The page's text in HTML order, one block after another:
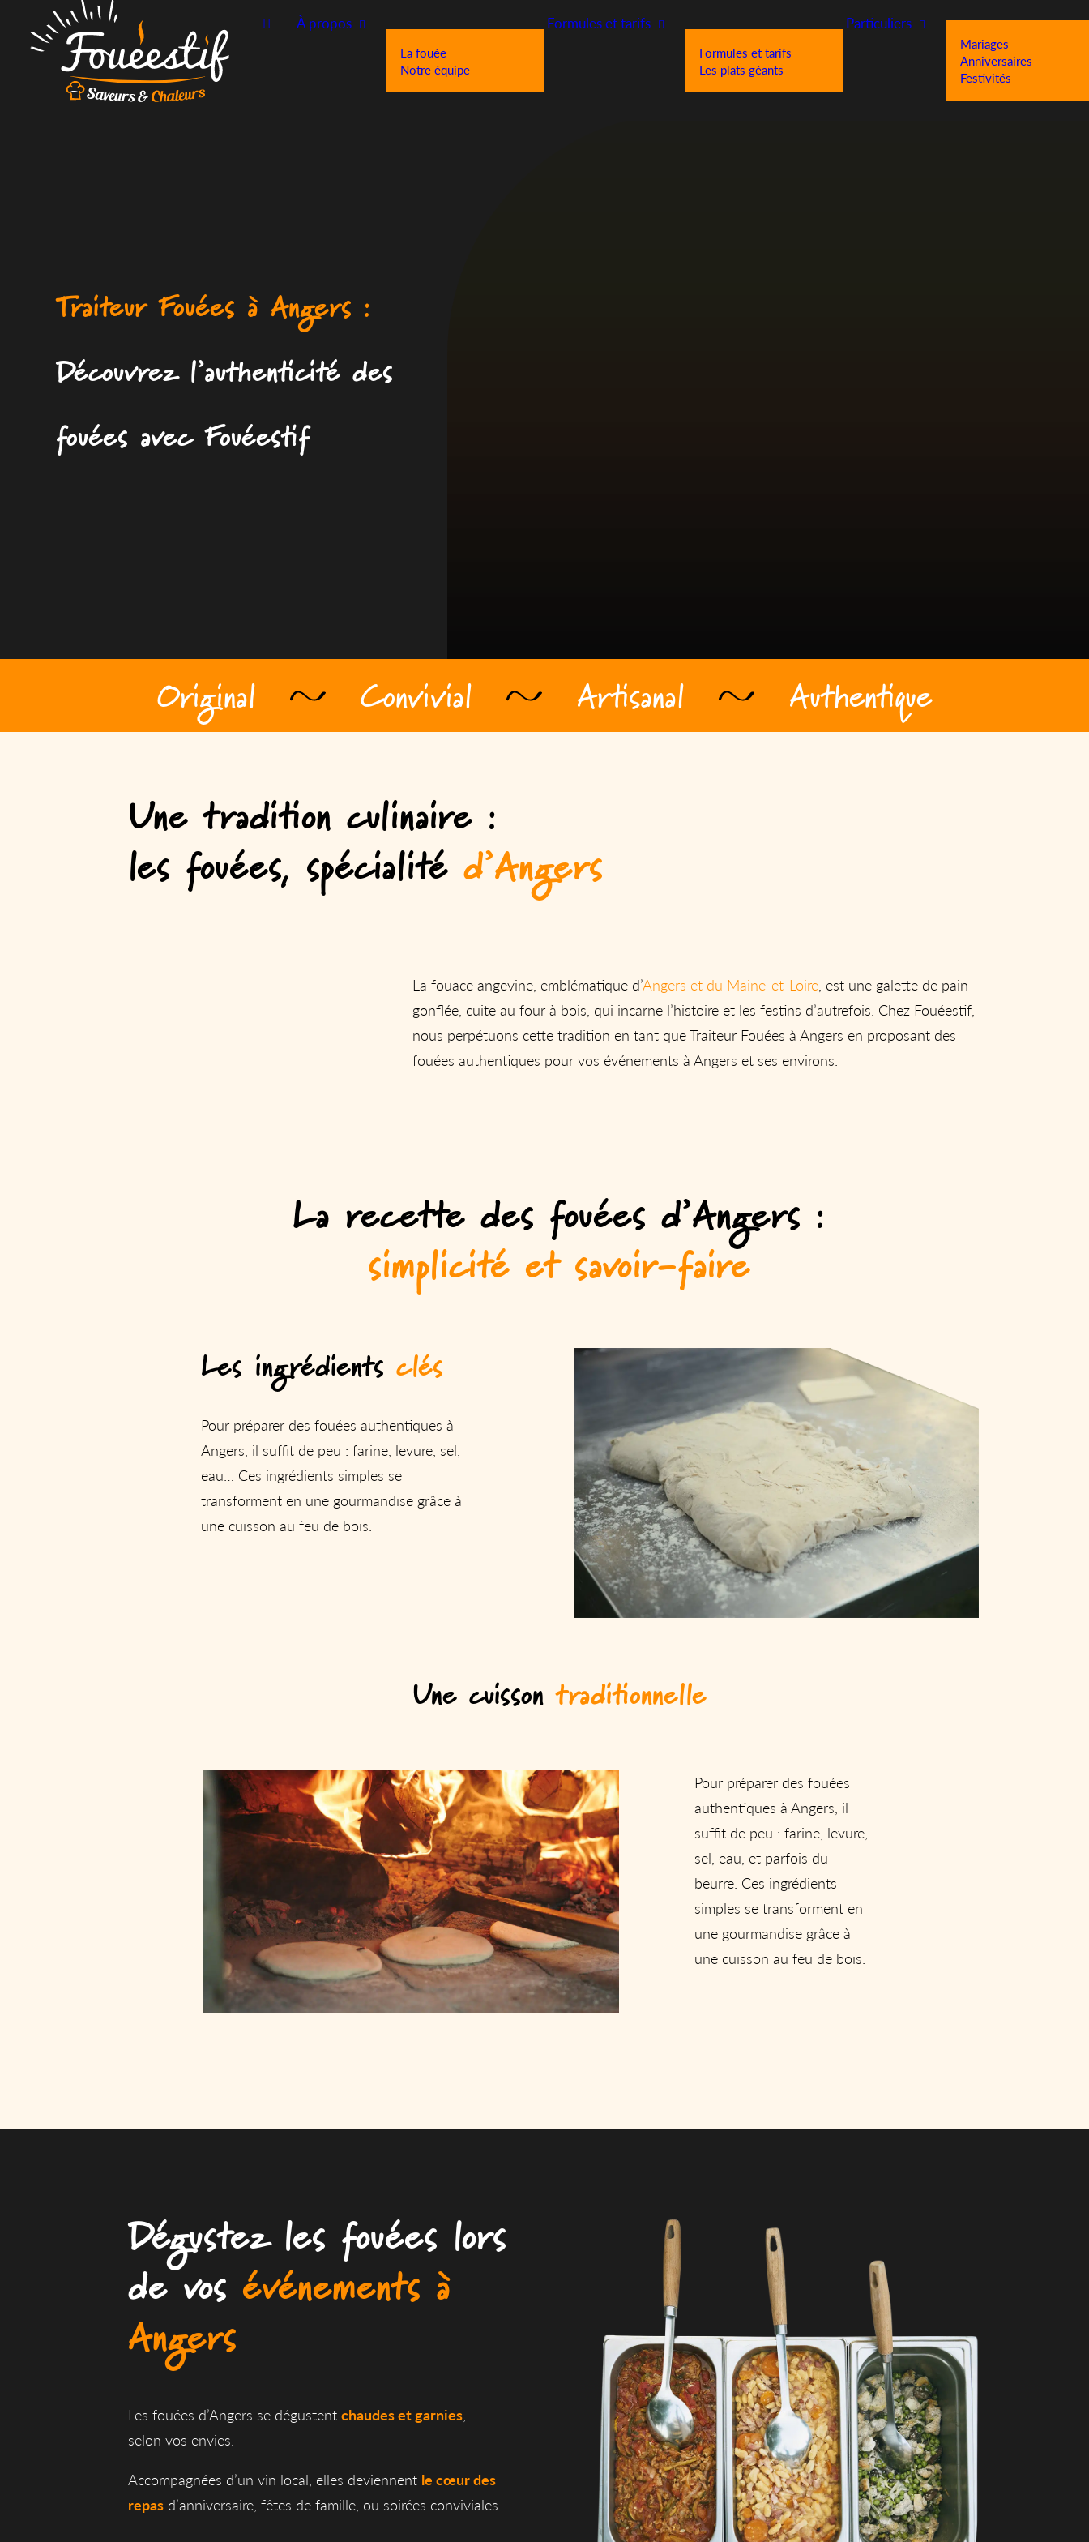
À propos
La fouée
Notre équipe
Formules et tarifs
Formules et tarifs
Les plats géants
Particuliers
Mariages
Anniversaires
Festivités
Traiteur Fouées à Angers :
Découvrez l’authenticité des
fouées avec Fouéestif
Original Convivial Artisanal Authentique
Une tradition culinaire :
les fouées, spécialité d’Angers
La fouace angevine, emblématique d’Angers et du Maine-et-Loire, est une galette de pain
gonflée, cuite au four à bois, qui incarne l’histoire et les festins d’autrefois. Chez Fouéestif,
nous perpétuons cette tradition en tant que Traiteur Fouées à Angers en proposant des
fouées authentiques pour vos événements à Angers et ses environs.
La recette des fouées d’Angers :
simplicité et savoir-faire
Les ingrédients clés
Pour préparer des fouées authentiques à
Angers, il suffit de peu : farine, levure, sel,
eau… Ces ingrédients simples se
transforment en une gourmandise grâce à
une cuisson au feu de bois.
Une cuisson traditionnelle
Pour préparer des fouées
authentiques à Angers, il
suffit de peu : farine, levure,
sel, eau, et parfois du
beurre. Ces ingrédients
simples se transforment en
une gourmandise grâce à
une cuisson au feu de bois.
Dégustez les fouées lors
de vos événements à
Angers
Les fouées d’Angers se dégustent chaudes et garnies,
selon vos envies.
Accompagnées d’un vin local, elles deviennent le cœur des
repas d’anniversaire, fêtes de famille, ou soirées conviviales.